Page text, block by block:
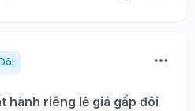
hành riêng lẻ giá gấp đôi